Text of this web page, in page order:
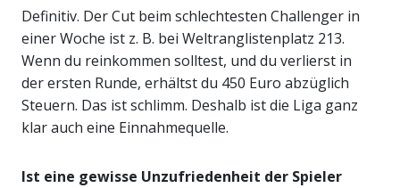
Definitiv. Der Cut beim schlechtesten Challenger in
einer Woche ist z. B. bei Weltranglistenplatz 213.
Wenn du reinkommen solltest, und du verlierst in
der ersten Runde, erhältst du 450 Euro abzüglich
Steuern. Das ist schlimm. Deshalb ist die Liga ganz
klar auch eine Einnahmequelle.
Ist eine gewisse Unzufriedenheit der Spieler